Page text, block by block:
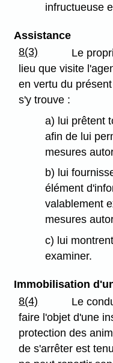
infructueuse
Assistance
8(3)
Le
lieu que visite
en vertu du
s'y trouve :
a) lui prêtent
afin de lui
mesures
b) lui
élément
valablement
mesures
c) lui
examiner.
Immobilisation
8(4)
Le
faire l'objet d'une
protection des
de s'arrêter est